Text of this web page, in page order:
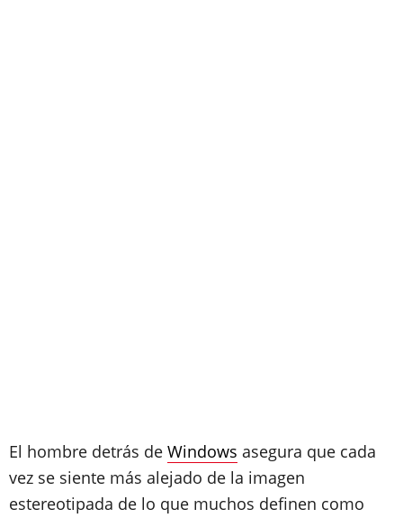
El hombre detrás de Windows asegura que cada
vez se siente más alejado de la imagen
estereotipada de lo que muchos definen como